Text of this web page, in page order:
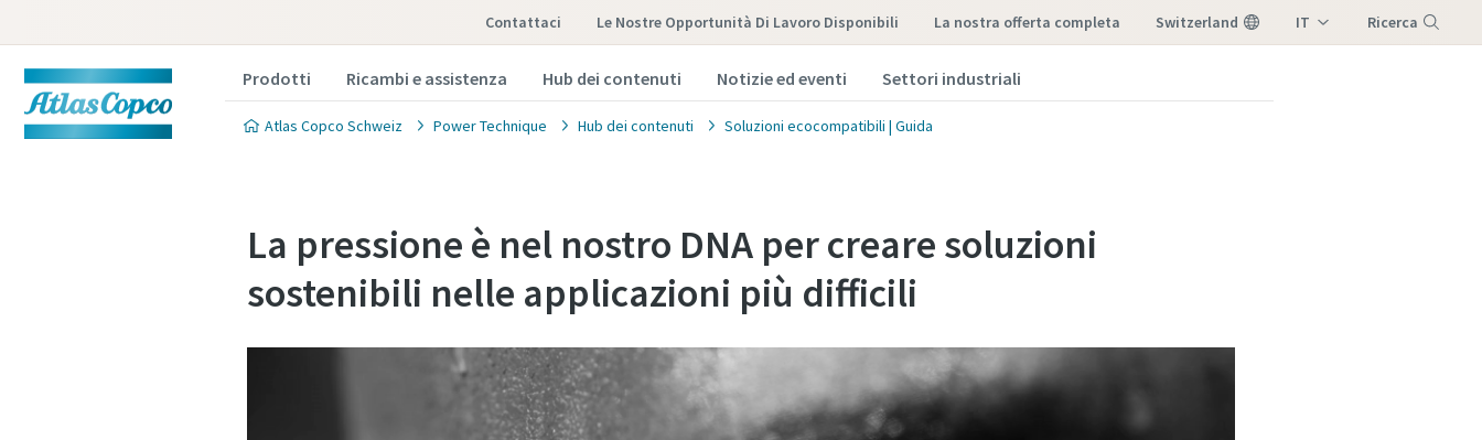
Contattaci Le Nostre Opportunità Di Lavoro Disponibili la nostra offerta completa Switzerland IT Ricerca
Prodotti Ricambi e assistenza Hub dei contenuti Notizie ed eventi Settori industriali
Atlas Copco Schweiz Power Technique Hub dei contenuti Soluzioni ecocompatibili | Guida
La pressione è nel nostro DNA per creare soluzioni
sostenibili nelle applicazioni più difficili